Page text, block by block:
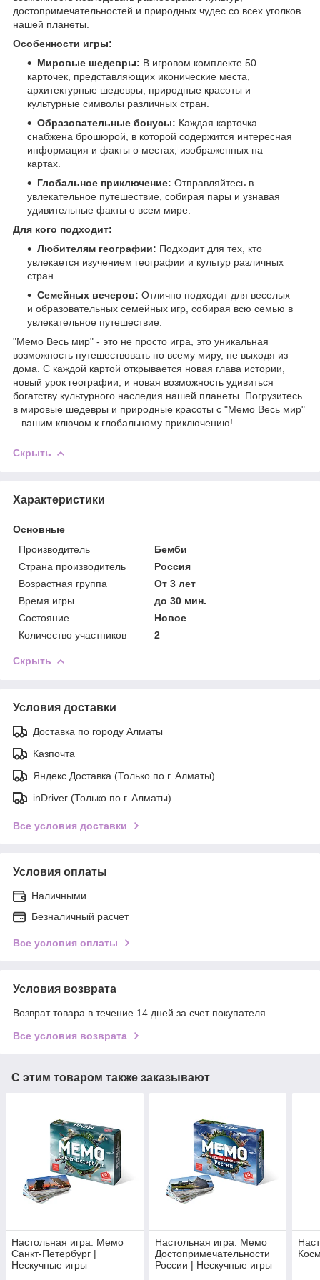
достопримечательностей и природных чудес со всех уголков
нашей планеты.
Особенности игры:
Мировые шедевры: В игровом комплекте 50
карточек, представляющих иконические места,
архитектурные шедевры, природные красоты и
культурные символы различных стран.
Образовательные бонусы: Каждая карточка
снабжена брошюрой, в которой содержится интересная
информация и факты о местах, изображенных на
картах.
Глобальное приключение: Отправляйтесь в
увлекательное путешествие, собирая пары и узнавая
удивительные факты о всем мире.
Для кого подходит:
Любителям географии: Подходит для тех, кто
увлекается изучением географии и культур различных
стран.
Семейных вечеров: Отлично подходит для веселых
и образовательных семейных игр, собирая всю семью в
увлекательное путешествие.
"Мемо Весь мир" - это не просто игра, это уникальная
возможность путешествовать по всему миру, не выходя из
дома. С каждой картой открывается новая глава истории,
новый урок географии, и новая возможность удивиться
богатству культурного наследия нашей планеты. Погрузитесь
в мировые шедевры и природные красоты с "Мемо Весь мир"
– вашим ключом к глобальному приключению!
Скрыть
Характеристики
Основные
Производитель
Бемби
Страна производитель
Россия
Возрастная группа
От 3 лет
Время игры
до 30 мин.
Состояние
Новое
Количество участников
2
Скрыть
Условия доставки
Доставка по городу Алматы
Казпочта
Яндекс Доставка (Только по г. Алматы)
inDriver (Только по г. Алматы)
Все условия доставки
Условия оплаты
Наличными
Безналичный расчет
Все условия оплаты
Условия возврата
Возврат товара в течение 14 дней за счет покупателя
Все условия возврата
С этим товаром также заказывают
Настольная игра: Мемо
Санкт-Петербург |
Нескучные игры
Настольная игра: Мемо
Достопримечательности
России | Нескучные игры